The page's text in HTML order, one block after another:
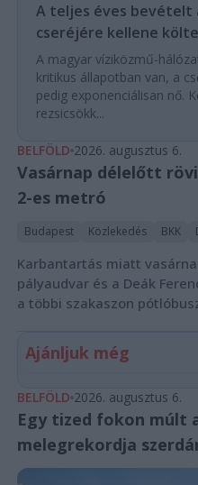
A teljes éves bevételt
cseréjére kellene
A magyar víziközmű-
kritikus állapotban van, a
pedig exponenciálisan nő.
rezsicsökk...
BELFÖLD 2026. augusztus 6.
Vasárnap délelőtt
2-es metró
Budapest Közlekedés BKK
Karbantartás miatt
pályaudvar és a Deák
a többi szakaszon
Ajánljuk még
BELFÖLD 2026. augusztus 6.
Egy tized fokon múlt
melegrekordja